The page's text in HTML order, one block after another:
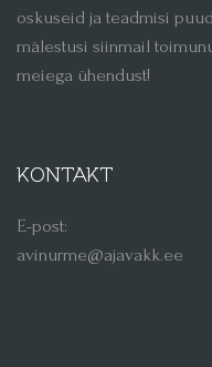
oskuseid ja teadmisi
mälestusi siinmail
meiega ühendust!
KONTAKT
E-post:
avinurme@ajavakk.ee